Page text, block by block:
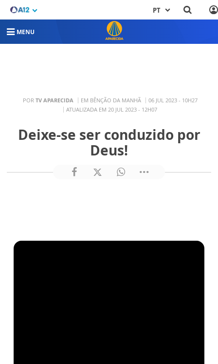
PT
MENU
POR TV APARECIDA EM BÊNÇÃO DA MANHÃ
06 JUL 2023 - 10H27
ATUALIZADA EM 20 JUL 2023 - 12H07
Deixe-se ser conduzido por
Deus!